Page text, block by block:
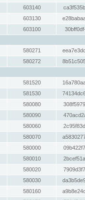
603140
603130
603100
580271
580272
581520
581530
580080
580090
580060
580070
580000
580010
580020
580030
580160